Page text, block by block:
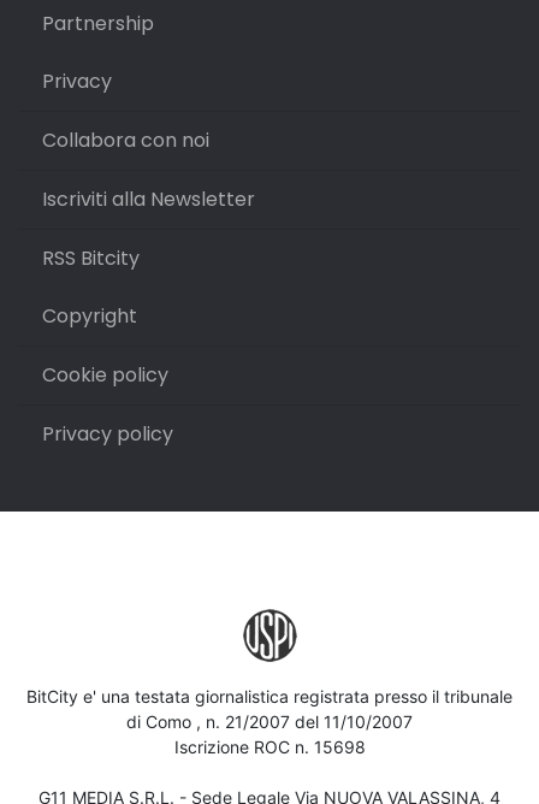
Partnership
Privacy
Collabora con noi
Iscriviti alla Newsletter
RSS Bitcity
Copyright
Cookie policy
Privacy policy
BitCity e' una testata giornalistica registrata presso il tribunale
di Como , n. 21/2007 del 11/10/2007
Iscrizione ROC n. 15698
G11 MEDIA S.R.L. - Sede Legale Via NUOVA VALASSINA, 4